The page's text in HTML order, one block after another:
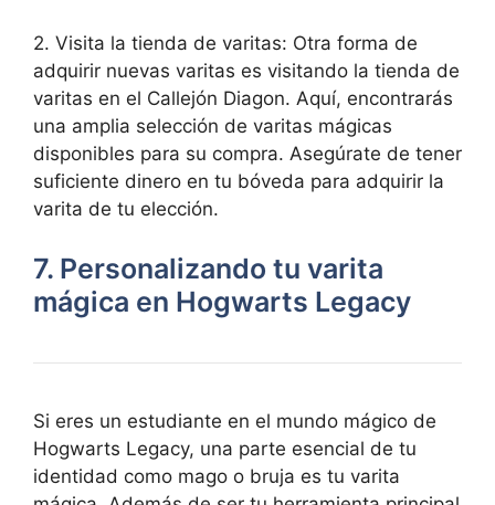
2. Visita la tienda de varitas: Otra forma de
adquirir nuevas varitas es visitando la tienda de
varitas en el Callejón Diagon. Aquí, encontrarás
una amplia selección de varitas mágicas
disponibles para su compra. Asegúrate de tener
suficiente dinero en tu bóveda para adquirir la
varita de tu elección.
7. Personalizando tu varita
mágica en Hogwarts Legacy
Si eres un estudiante en el mundo mágico de
Hogwarts Legacy, una parte esencial de tu
identidad como mago o bruja es tu varita